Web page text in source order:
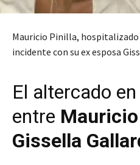
Mauricio Pinilla,
incidente con su ex esposa
El altercado
entre
Gissella